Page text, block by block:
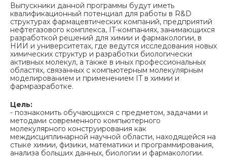
Выпускники данной программы будут иметь
квалификационный потенциал для работы в R&D
структурах фармацевтических компаний, предприятий
нефтегазового комплекса, IT-компаниях, занимающихся
разработкой решений для химии и фармакологии, в
НИИ и университетах, где ведутся исследования новых
химических структур и разработки биологически
активных молекул, а также в иных профессиональных
областях, связанных с компьютерным молекулярным
моделированием и применением IT в химии и
фармразработке.
Цель:
- познакомить обучающихся с предметом, задачами и
методами современного компьютерного
молекулярного конструирования как
междисциплинарной научной области, находящейся на
стыке химии, физики, математики и программирования,
анализа больших данных, биологии и фармакологии.